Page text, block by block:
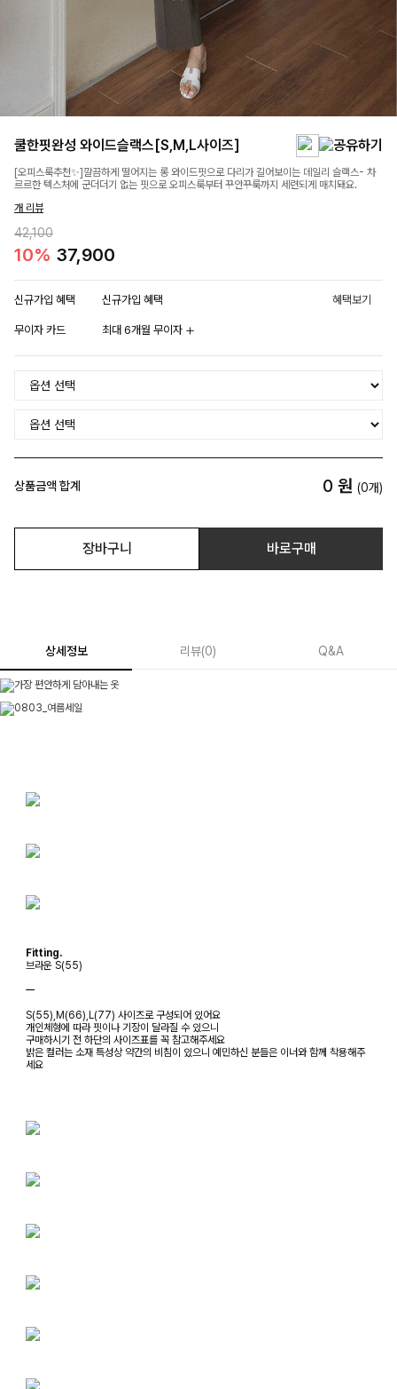
쿨한핏완성 와이드슬랙스[S,M,L사이즈]
[오피스룩추천✨]깔끔하게 떨어지는 롱 와이드핏으로 다리가 길어보이는 데일리 슬랙스- 차
르르한 텍스처에 군더더기 없는 핏으로 오피스룩부터 꾸안꾸룩까지 세련되게 매치돼요.
개 리뷰
42,100
10% 37,900
신규가입 혜택 신규가입 혜택 혜택보기
무이자 카드 최대 6개월 무이자
상품금액 합계 0 원 (0개)
장바구니 바로구매
상세정보 리뷰(0) Q&A
Fitting.
브라운 S(55)
ㅡ
S(55),M(66),L(77) 사이즈로 구성되어 있어요
개인체형에 따라 핏이나 기장이 달라질 수 있으니
구매하시기 전 하단의 사이즈표를 꼭 참고해주세요
밝은 컬러는 소재 특성상 약간의 비침이 있으니 예민하신 분들은 이너와 함께 착용해주
세요